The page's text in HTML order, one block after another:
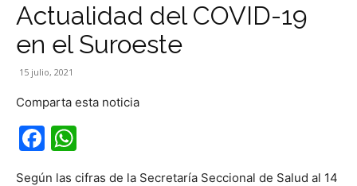
Actualidad del COVID-19
en el Suroeste
15 julio, 2021
Comparta esta noticia
Facebook
Según las cifras de la Secretaría Seccional de Salud al 14